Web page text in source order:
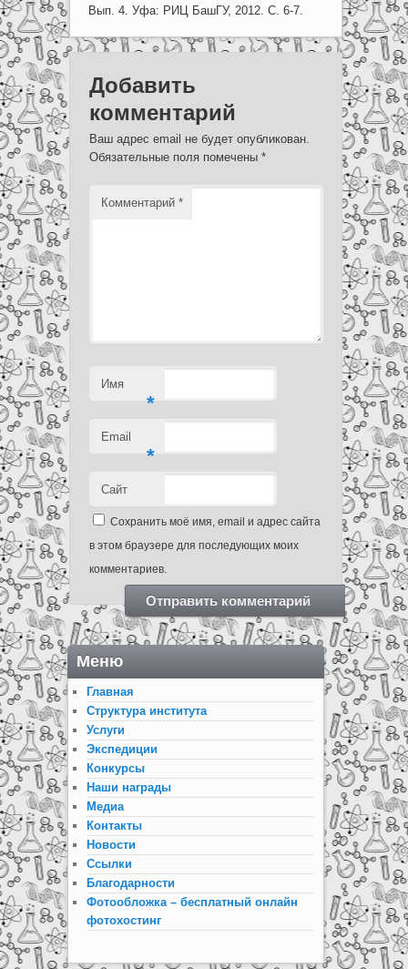
Вып. 4. Уфа: РИЦ БашГУ, 2012. С. 6-7.
Добавить
комментарий
Ваш адрес email не будет опубликован.
Обязательные поля помечены *
Комментарий *
Имя
*
Email
*
Сайт
Сохранить моё имя, email и адрес сайта
в этом браузере для последующих моих
комментариев.
Меню
Главная
Структура института
Услуги
Экспедиции
Конкурсы
Наши награды
Медиа
Контакты
Новости
Ссылки
Благодарности
Фотообложка – бесплатный онлайн
фотохостинг